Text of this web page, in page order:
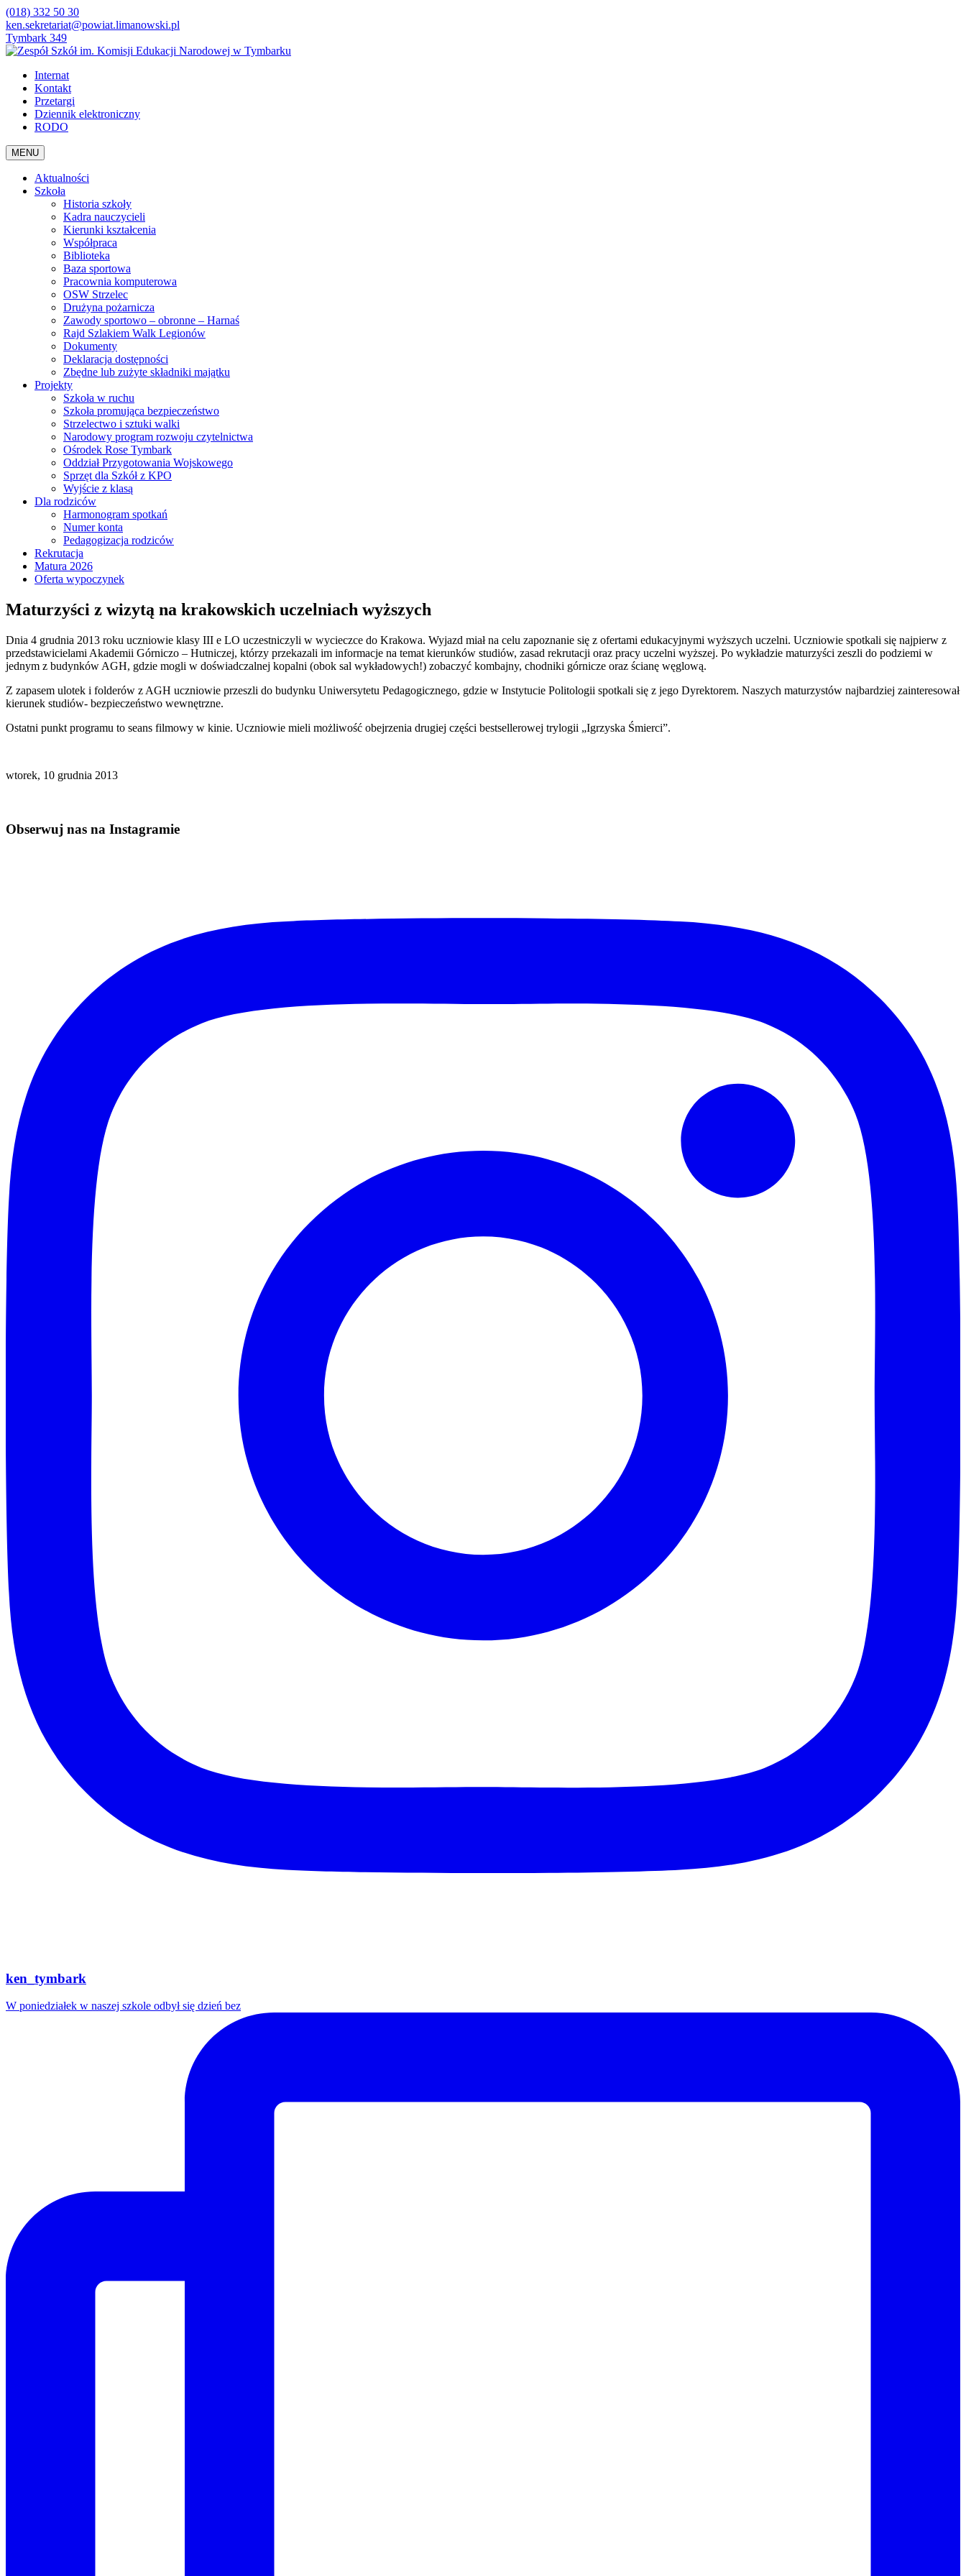
(018) 332 50 30
ken.sekretariat@powiat.limanowski.pl
Tymbark 349
Internat
Kontakt
Przetargi
Dziennik elektroniczny
RODO
MENU
Aktualności
Szkoła
Historia szkoły
Kadra nauczycieli
Kierunki kształcenia
Współpraca
Biblioteka
Baza sportowa
Pracownia komputerowa
OSW Strzelec
Drużyna pożarnicza
Zawody sportowo – obronne – Harnaś
Rajd Szlakiem Walk Legionów
Dokumenty
Deklaracja dostępności
Zbędne lub zużyte składniki majątku
Projekty
Szkoła w ruchu
Szkoła promująca bezpieczeństwo
Strzelectwo i sztuki walki
Narodowy program rozwoju czytelnictwa
Ośrodek Rose Tymbark
Oddział Przygotowania Wojskowego
Sprzęt dla Szkół z KPO
Wyjście z klasą
Dla rodziców
Harmonogram spotkań
Numer konta
Pedagogizacja rodziców
Rekrutacja
Matura 2026
Oferta wypoczynek
Maturzyści z wizytą na krakowskich uczelniach wyższych
Dnia 4 grudnia 2013 roku uczniowie klasy III e LO uczestniczyli w wycieczce do Krakowa. Wyjazd miał na celu zapoznanie się z ofertami edukacyjnymi wyższych uczelni. Uczniowie spotkali się najpierw z
przedstawicielami Akademii Górniczo – Hutniczej, którzy przekazali im informacje na temat kierunków studiów, zasad rekrutacji oraz pracy uczelni wyższej. Po wykładzie maturzyści zeszli do podziemi w
jednym z budynków AGH, gdzie mogli w doświadczalnej kopalni (obok sal wykładowych!) zobaczyć kombajny, chodniki górnicze oraz ścianę węglową.
Z zapasem ulotek i folderów z AGH uczniowie przeszli do budynku Uniwersytetu Pedagogicznego, gdzie w Instytucie Politologii spotkali się z jego Dyrektorem. Naszych maturzystów najbardziej zainteresował
kierunek studiów- bezpieczeństwo wewnętrzne.
Ostatni punkt programu to seans filmowy w kinie. Uczniowie mieli możliwość obejrzenia drugiej części bestsellerowej trylogii „Igrzyska Śmierci”.
wtorek, 10 grudnia 2013
Obserwuj nas na Instagramie
ken_tymbark
W poniedziałek w naszej szkole odbył się dzień bez